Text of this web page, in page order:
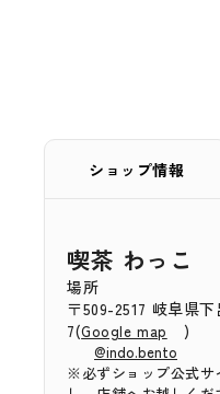
ショップ情報
喫茶 わっこ
場所
〒509-2517 岐阜県
7(Google map )
@indo.bento
※必ずショップ公式サ